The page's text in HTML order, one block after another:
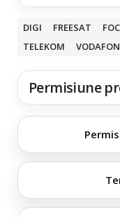
DIGI FREESAT
TELEKOM
Permisiune